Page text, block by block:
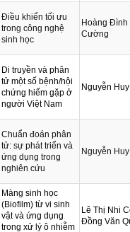
Điều khiển tối ưu
trong công nghệ
sinh học
Hoàng Đình
Cường
Di truyền và phân
tử một số bệnh/hội
chứng hiếm gặp ở
người Việt Nam
Nguyễn
Chuẩn đoán phân
tử: sự phát triển và
ứng dụng trong
nghiên cứu
Nguyễn
Màng sinh học
(Biofilm) từ vi sinh
vật và ứng dụng
trong xử lý ô nhiễm
Lê Thị Nhi
Đồng Văn